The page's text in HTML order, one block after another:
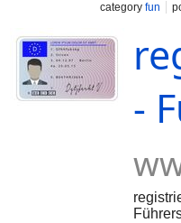
category fun
-